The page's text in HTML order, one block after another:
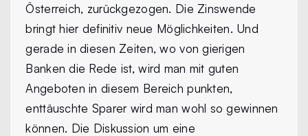
Österreich, zurückgezogen. Die Zinswende
bringt hier definitiv neue Möglichkeiten. Und
gerade in diesen Zeiten, wo von gierigen
Banken die Rede ist, wird man mit guten
Angeboten in diesem Bereich punkten,
enttäuschte Sparer wird man wohl so gewinnen
können. Die Diskussion um eine